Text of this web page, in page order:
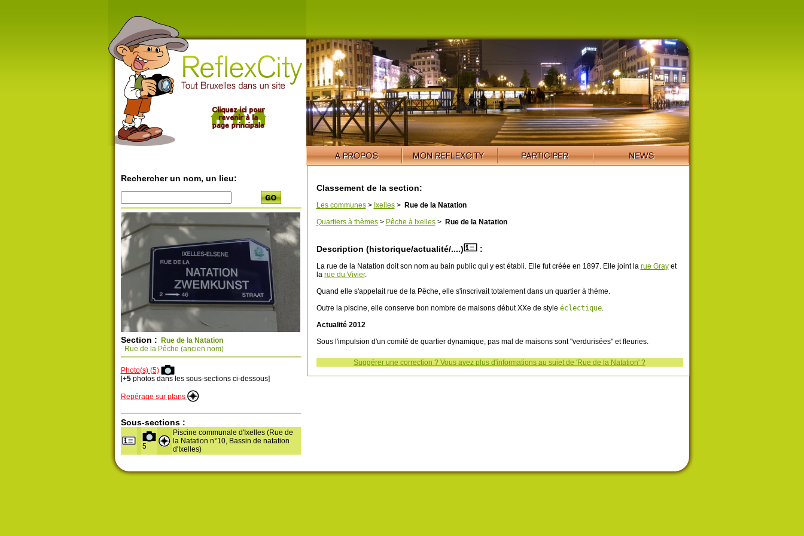
Rechercher un nom, un lieu:
Section : Rue de la Natation
Rue de la Pêche (ancien nom)
Photo(s) (5)
[+5photos dans les sous-sections ci-dessous]
Repérage sur plans
Sous-sections :
5
Piscine communale d'Ixelles (Rue de
la Natation n°10, Bassin de natation
d'Ixelles)
Classement de la section:
Les communes> Ixelles>
Rue de la Natation
Quartiers à thèmes> Pêche à Ixelles> Rue de la Natation
Description (historique/actualité/....) :
La rue de la Natation doit son nom au bain public qui y est établi. Elle fut créée en 1897. Elle joint la rue Grayet
la rue du Vivier.
Quand elle s'appelait rue de la Pêche, elle s'inscrivait totalement dans un quartier à théme.
Outre la piscine, elle conserve bon nombre de maisons début XXe de style éclectique.
Actualité 2012
Sous l'impulsion d'un comité de quartier dynamique, pas mal de maisons sont "verdurisées" et fleuries.
Suggérer une correction ? Vous avez plus d'informations au sujet de 'Rue de la Natation' ?